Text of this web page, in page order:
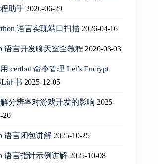
助手 2026-06-29
语言实现端口扫描 2026-04-16
语言开发聊天室全教程 2026-03-03
certbot 命令管理 Let’s Encrypt
证书 2025-12-05
分辨率对游戏开发的影响 2025-
20
语言闭包讲解 2025-10-25
语言指针示例讲解 2025-10-08